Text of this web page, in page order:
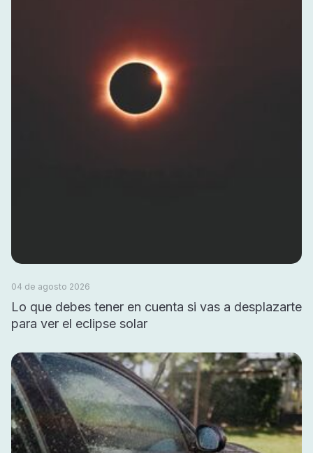
04 de agosto 2026
Lo que debes tener en cuenta si vas a desplazarte
para ver el eclipse solar